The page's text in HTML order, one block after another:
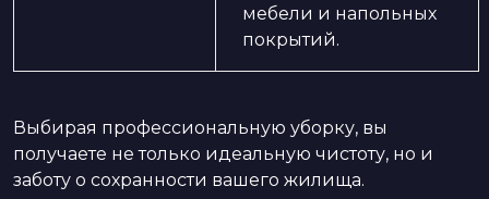
мебели и напольных
покрытий.
Выбирая профессиональную уборку, вы
получаете не только идеальную чистоту, но и
заботу о сохранности вашего жилища.